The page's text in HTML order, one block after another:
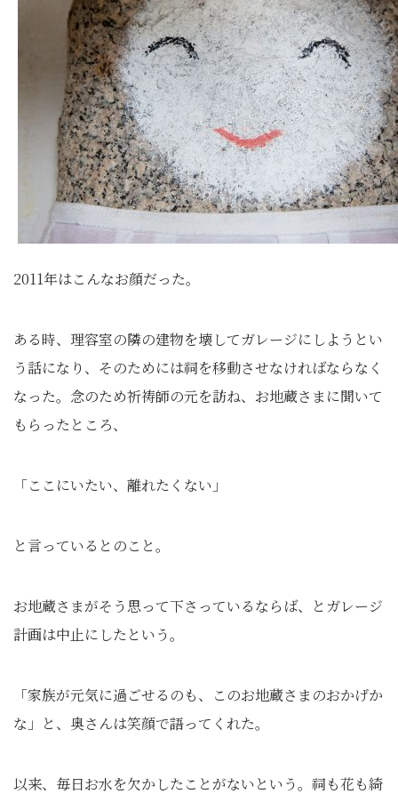
2011年はこんなお顔だった。
ある時、理容室の隣の建物を壊してガレージにしようとい
う話になり、そのためには祠を移動させなければならなく
なった。念のため祈祷師の元を訪ね、お地蔵さまに聞いて
もらったところ、
「ここにいたい、離れたくない」
と言っているとのこと。
お地蔵さまがそう思って下さっているならば、とガレージ
計画は中止にしたという。
「家族が元気に過ごせるのも、このお地蔵さまのおかげか
な」と、奥さんは笑顔で語ってくれた。
以来、毎日お水を欠かしたことがないという。祠も花も綺